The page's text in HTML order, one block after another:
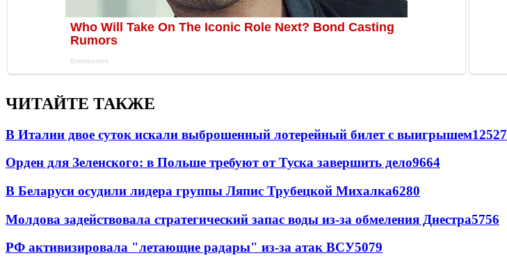
ЧИТАЙТЕ ТАКЖЕ
В Италии двое суток искали выброшенный лотерейный билет с выигрышем12527
Орден для Зеленского: в Польше требуют от Туска завершить дело9664
В Беларуси осудили лидера группы Ляпис Трубецкой Михалка6280
Молдова задействовала стратегический запас воды из-за обмеления Днестра5756
РФ активизировала "летающие радары" из-за атак ВСУ5079